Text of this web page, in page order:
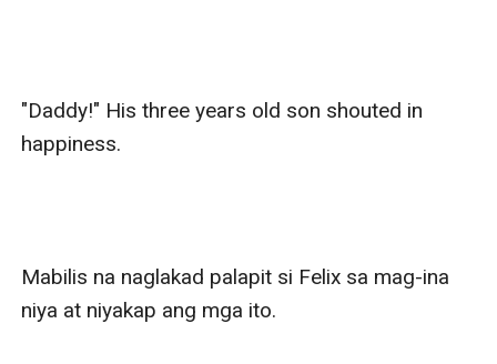
"Daddy!" His three years old son shouted in
happiness.
Mabilis na naglakad palapit si Felix sa mag-ina
niya at niyakap ang mga ito.